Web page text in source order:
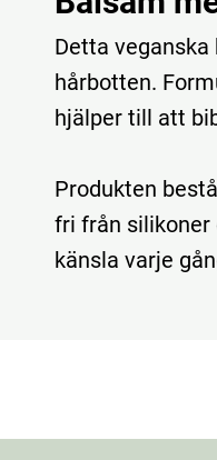
Detta
hårbotten.
hjälper till att
Produkten
fri från silikoner
känsla varje